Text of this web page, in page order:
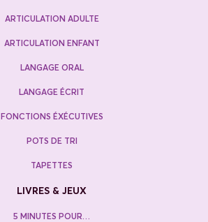
ARTICULATION ADULTE
ARTICULATION ENFANT
LANGAGE ORAL
LANGAGE ÉCRIT
FONCTIONS ÉXÉCUTIVES
POTS DE TRI
TAPETTES
LIVRES & JEUX
5 MINUTES POUR…